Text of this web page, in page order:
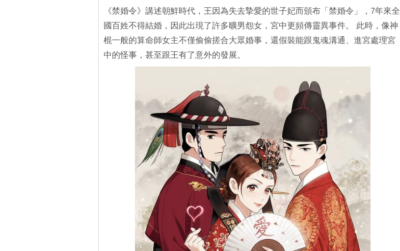
《禁婚令》講述朝鮮時代，王因為失去摯愛的世子妃而頒布「禁婚令」，7年來全
國百姓不得結婚，因此出現了許多曠男怨女，宮中更頻傳靈異事件。 此時，像神
棍一般的算命師女主不僅偷偷搓合大眾婚事，還假裝能跟鬼魂溝通、進宮處理宮
中的怪事，甚至跟王有了意外的發展。